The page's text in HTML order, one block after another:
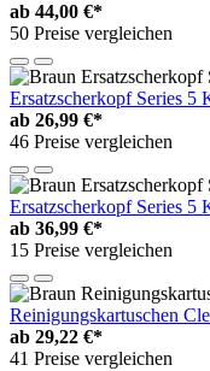
ab 44,00 €*
50 Preise vergleichen
Ersatzscherkopf Series 5
ab 26,99 €*
46 Preise vergleichen
Ersatzscherkopf Series 5
ab 36,99 €*
15 Preise vergleichen
Reinigungskartuschen
ab 29,22 €*
41 Preise vergleichen